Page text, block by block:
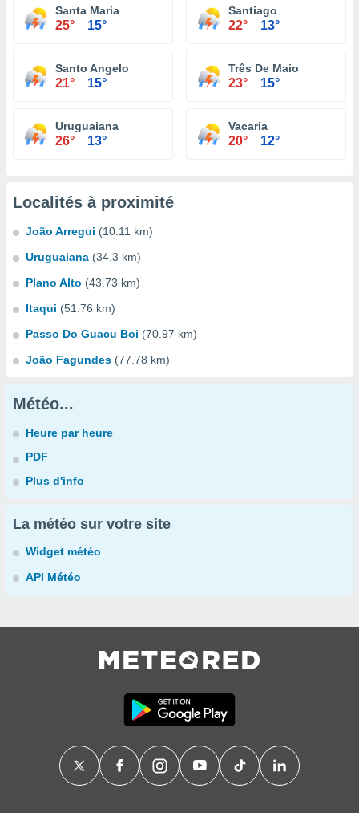
Santa Maria
25° 15°
Santiago
22° 13°
Santo Angelo
21° 15°
Três De Maio
23° 15°
Uruguaiana
26° 13°
Vacaria
20° 12°
Localités à proximité
João Arregui (10.11 km)
Uruguaiana (34.3 km)
Plano Alto (43.73 km)
Itaqui (51.76 km)
Passo Do Guacu Boi (70.97 km)
João Fagundes (77.78 km)
Météo...
Heure par heure
PDF
Plus d'info
La météo sur votre site
Widget météo
API Météo